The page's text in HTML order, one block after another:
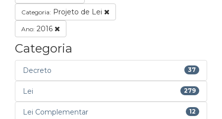
Categoria: Projeto de Lei
Ano: 2016
Categoria
Decreto 37
Lei 279
Lei Complementar 12